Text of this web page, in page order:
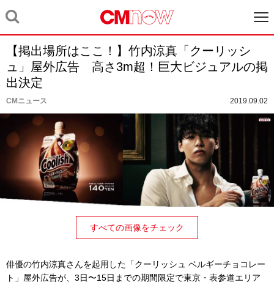
【掲出場所はここ！】竹内涼真「クーリッシ
ュ」屋外広告 高さ3m超！巨大ビジュアルの掲
出決定
CMニュース 2019.09.02
すべての画像をチェック
俳優の竹内涼真さんを起用した「クーリッシュ ベルギーチョコレー
ト」屋外広告が、3日〜15日までの期間限定で東京・表参道エリア